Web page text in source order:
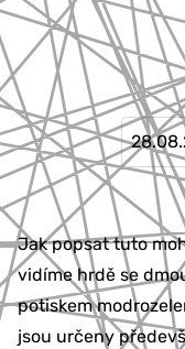
Jak popsat tuto
vidíme hrdě se
potiskem
jsou určeny